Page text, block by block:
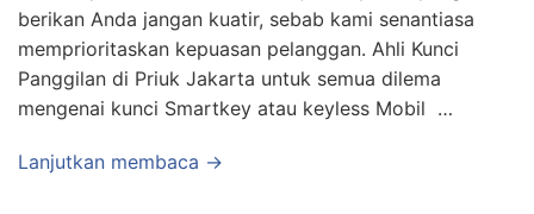
berikan Anda jangan kuatir, sebab kami senantiasa
memprioritaskan kepuasan pelanggan. Ahli Kunci
Panggilan di Priuk Jakarta untuk semua dilema
mengenai kunci Smartkey atau keyless Mobil …
Lanjutkan membaca →